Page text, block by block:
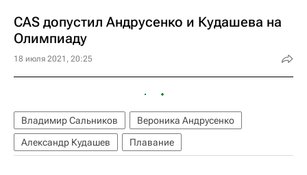
CAS допустил Андрусенко и Кудашева на
Олимпиаду
18 июля 2021, 20:25
Владимир Сальников
Вероника Андрусенко
Александр Кудашев
Плавание